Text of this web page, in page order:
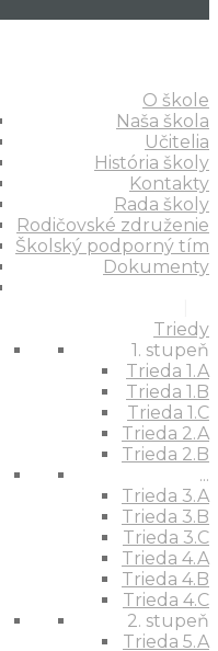
O škole
Naša škola
Učitelia
História školy
Kontakty
Rada školy
Rodičovské združenie
Školský podporný tím
Dokumenty
Triedy
1. stupeň
Trieda 1.A
Trieda 1.B
Trieda 1.C
Trieda 2.A
Trieda 2.B
...
Trieda 3.A
Trieda 3.B
Trieda 3.C
Trieda 4.A
Trieda 4.B
Trieda 4.C
2. stupeň
Trieda 5.A